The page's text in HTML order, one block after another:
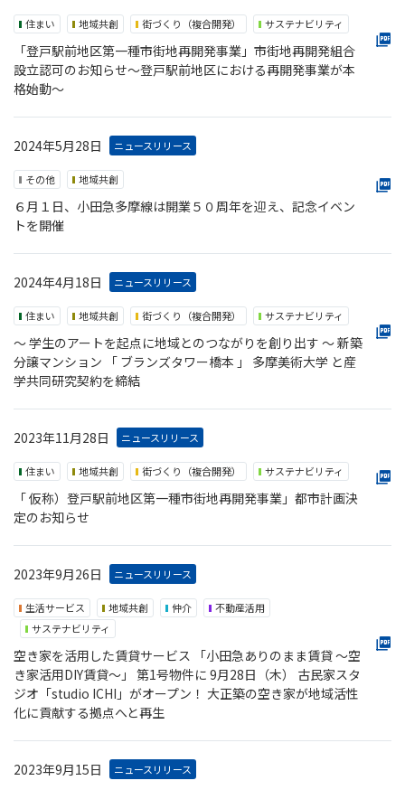
住まい 地域共創 街づくり（複合開発） サステナビリティ
「登戸駅前地区第一種市街地再開発事業」市街地再開発組合
設立認可のお知らせ～登戸駅前地区における再開発事業が本
格始動～
2024年5月28日 ニュースリリース
その他 地域共創
６月１日、小田急多摩線は開業５０周年を迎え、記念イベン
トを開催
2024年4月18日 ニュースリリース
住まい 地域共創 街づくり（複合開発） サステナビリティ
～ 学生のアートを起点に地域とのつながりを創り出す ～ 新築
分譲マンション 「 ブランズタワー橋本 」 多摩美術大学 と産
学共同研究契約を締結
2023年11月28日 ニュースリリース
住まい 地域共創 街づくり（複合開発） サステナビリティ
「 仮称）登戸駅前地区第一種市街地再開発事業」都市計画決
定のお知らせ
2023年9月26日 ニュースリリース
生活サービス 地域共創 仲介
不動産活用
サステナビリティ
空き家を活用した賃貸サービス 「小田急ありのまま賃貸 ～空
き家活用DIY賃貸～」 第1号物件に 9月28日（木） 古民家スタ
ジオ「studio ICHI」がオープン！ 大正築の空き家が地域活性
化に貢献する拠点へと再生
2023年9月15日 ニュースリリース